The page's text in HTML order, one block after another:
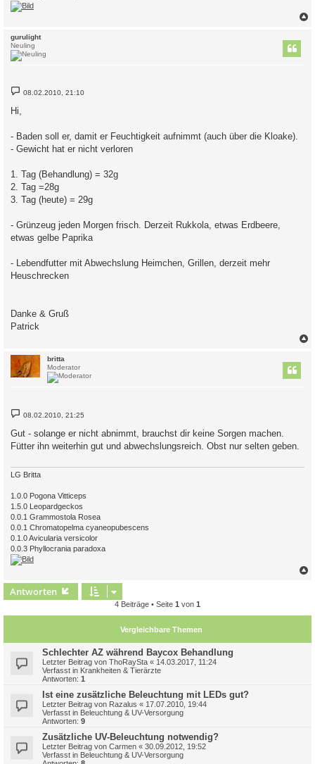
gurulight
Neuling
B
t
a
g
08.02.2010, 21:10
Hi,
- Baden soll er, damit er Feuchtigkeit aufnimmt (auch über die Kloake).
- Gewicht hat er nicht verloren
1. Tag (Behandlung) = 32g
2. Tag =28g
3. Tag (heute) = 29g
- Grünzeug jeden Morgen frisch. Derzeit Rukkola, etwas Erdbeere,
etwas gelbe Paprika
- Lebendfutter mit Abwechslung Heimchen, Grillen, derzeit mehr
Heuschrecken
Danke & Gruß
Patrick
britta
Moderator
B
e
t
r
08.02.2010, 21:25
Gut - solange er nicht abnimmt, brauchst dir keine Sorgen machen.
Fütter ihn weiterhin gut und abwechslungsreich. Obst nur selten geben.
LG Britta
1.0.0 Pogona Vitticeps
1.5.0 Leopardgeckos
0.0.1 Grammostola Rosea
0.0.1 Chromatopelma cyaneopubescens
0.1.0 Avicularia versicolor
0.0.3 Phyllocrania paradoxa
b
Antworten
4 Beiträge • Seite 1 von 1
Vergleichbare Themen
Schlechter AZ während Baycox Behandlung
Letzter Beitrag von ThoRaySta « 14.03.2017, 11:24
Verfasst in Krankheiten & Tierärzte
Antworten: 1
Ist eine zusätzliche Beleuchtung mit LEDs gut?
Letzter Beitrag von Razalus « 17.07.2010, 19:44
Verfasst in Beleuchtung & UV-Versorgung
Antworten: 9
Zusätzliche UV-Beleuchtung notwendig?
Letzter Beitrag von Carmen « 30.09.2012, 19:52
Verfasst in Beleuchtung & UV-Versorgung